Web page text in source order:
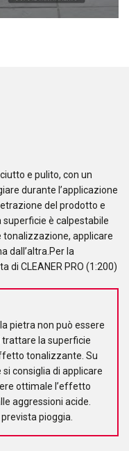
e pulito, con un
durante l’applicazione
del prodotto e
è calpestabile
tonalizzazione, applicare
dall’altra.Per la
di CLEANER PRO (1:200)
pietra non può essere
la superficie
tonalizzante. Su
consiglia di applicare
ottimale l’effetto
aggressioni acide.
pioggia.